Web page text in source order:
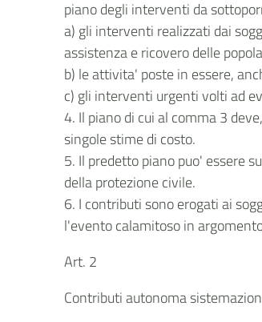
piano degli interventi da
a) gli interventi realizzati dai
assistenza e ricovero delle
b) le attivita' poste in essere,
c) gli interventi urgenti volti ad
4. Il piano di cui al comma 3
singole stime di costo.
5. Il predetto piano puo' essere
della protezione civile.
6. I contributi sono erogati ai
l'evento calamitoso in
Art. 2
Contributi autonoma